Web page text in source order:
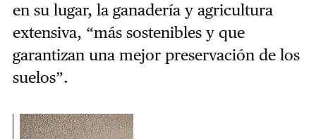
en su lugar, la ganadería y agricultura
extensiva, “más sostenibles y que
garantizan una mejor preservación de los
suelos”.